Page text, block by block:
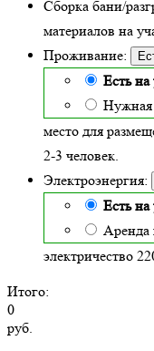
Сборка бани/
материалов на
Проживание:
Есть на
Нужная
место для
2-3 человек.
Электроэнергия:
Есть на
Аренда
электричество
Итого:
0
руб.